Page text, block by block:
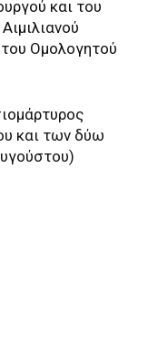
και του
Oμολογητού
και των δύω